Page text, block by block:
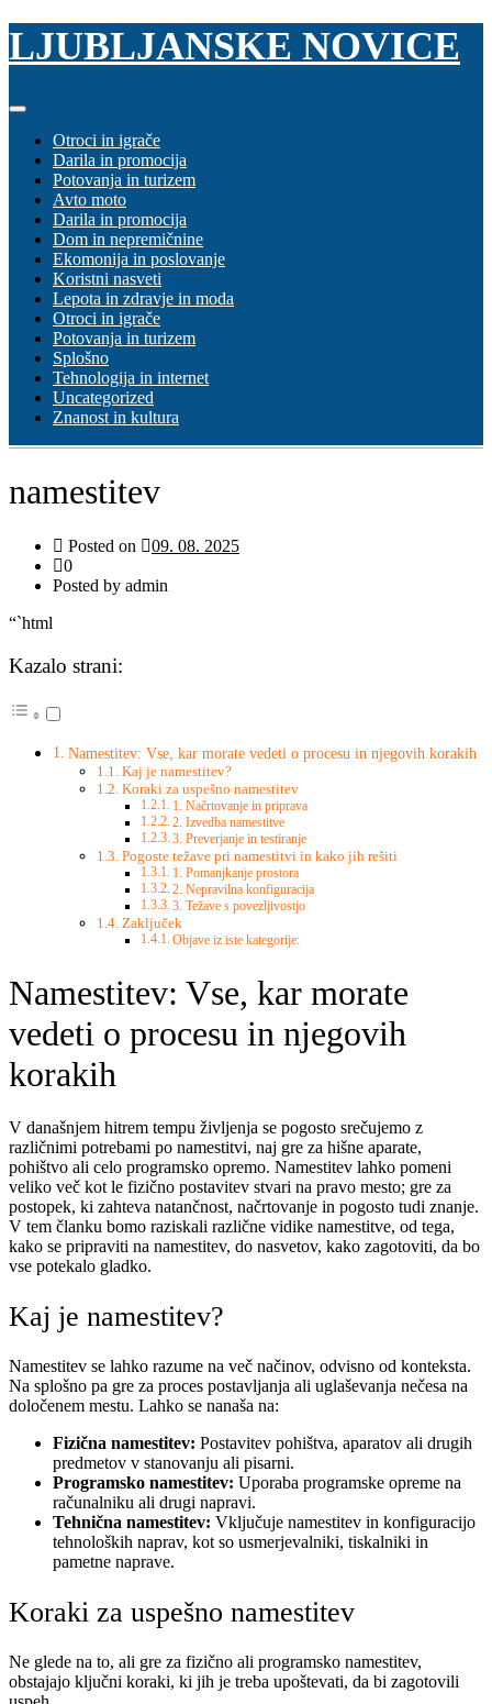
Skip
content
LJUBLJANSKE NOVICE
Otroci in igrače
Darila in promocija
Potovanja in turizem
Avto moto
Darila in promocija
Dom in nepremičnine
Ekomonija in poslovanje
Koristni nasveti
Lepota in zdravje in moda
Otroci in igrače
Potovanja in turizem
Splošno
Tehnologija in internet
Uncategorized
Znanost in kultura
namestitev
Posted on
09. 08. 2025
0
Posted by admin
“`html
Kazalo strani:
Namestitev: Vse, kar morate vedeti o procesu in njegovih korakih
Kaj je namestitev?
Koraki za uspešno namestitev
1. Načrtovanje in priprava
2. Izvedba namestitve
3. Preverjanje in testiranje
Pogoste težave pri namestitvi in kako jih rešiti
1. Pomanjkanje prostora
2. Nepravilna konfiguracija
3. Težave s povezljivostjo
Zaključek
Objave iz iste kategorije:
Namestitev: Vse, kar morate
vedeti o procesu in njegovih
korakih
V današnjem hitrem tempu življenja se pogosto srečujemo z
različnimi potrebami po namestitvi, naj gre za hišne aparate,
pohištvo ali celo programsko opremo. Namestitev lahko pomeni
veliko več kot le fizično postavitev stvari na pravo mesto; gre za
postopek, ki zahteva natančnost, načrtovanje in pogosto tudi znanje.
V tem članku bomo raziskali različne vidike namestitve, od tega,
kako se pripraviti na namestitev, do nasvetov, kako zagotoviti, da bo
vse potekalo gladko.
Kaj je namestitev?
Namestitev se lahko razume na več načinov, odvisno od konteksta.
Na splošno pa gre za proces postavljanja ali uglaševanja nečesa na
določenem mestu. Lahko se nanaša na:
Fizična namestitev: Postavitev pohištva, aparatov ali drugih
predmetov v stanovanju ali pisarni.
Programsko namestitev: Uporaba programske opreme na
računalniku ali drugi napravi.
Tehnična namestitev: Vključuje namestitev in konfiguracijo
tehnoloških naprav, kot so usmerjevalniki, tiskalniki in
pametne naprave.
Koraki za uspešno namestitev
Ne glede na to, ali gre za fizično ali programsko namestitev,
obstajajo ključni koraki, ki jih je treba upoštevati, da bi zagotovili